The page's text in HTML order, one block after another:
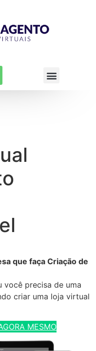
que faça Criação de
você precisa de uma
criar uma loja virtual
MESMO